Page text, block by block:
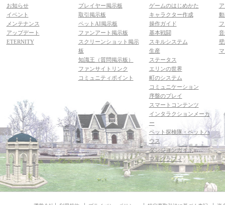
お知らせ
イベント
メンテナンス
アップデート
ETERNITY
プレイヤー掲示板
取引掲示板
ペットAI掲示板
ファンアート掲示板
スクリーンショット掲示
板
知識王（質問掲示板）
ファンサイトリンク
コミュニティポイント
ゲームのはじめかた
キャラクター作成
操作ガイド
基本戦闘
スキルシステム
生産
ステータス
エリンの世界
町のシステム
コミュニケーション
序盤のプレイ
スマートコンテンツ
インタラクションメーカ
ー
ペット探検隊・ペットハ
ウス
ダンジョンガイド
マギグラフィ